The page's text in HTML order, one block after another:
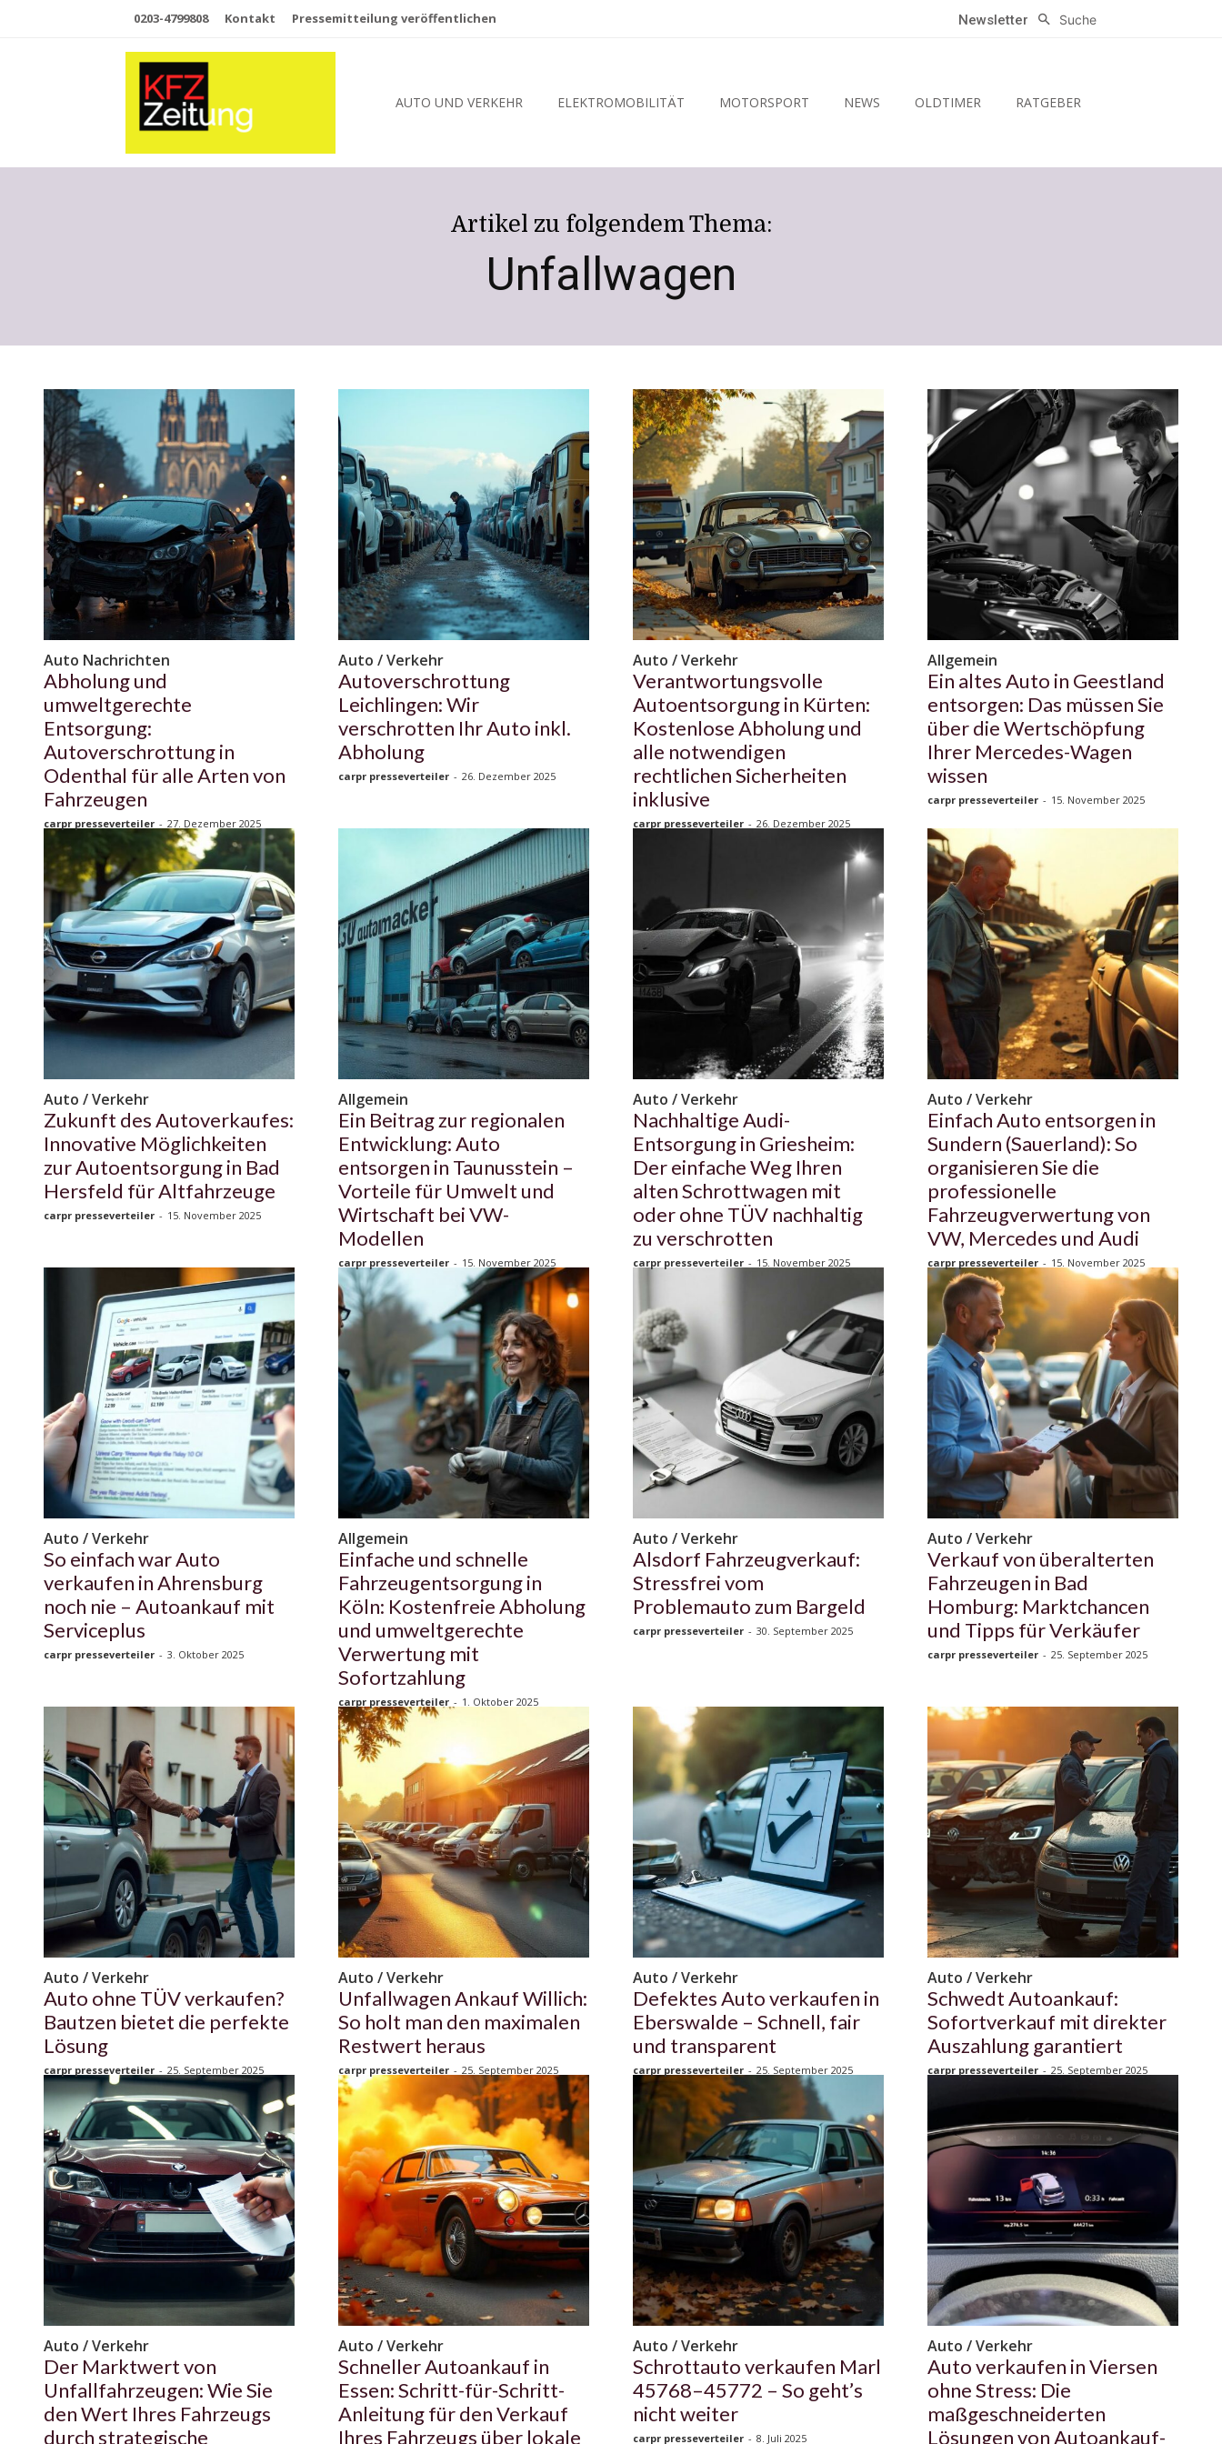
0203-4799808 Kontakt Pressemitteilung veröffentlichen Newsletter Suche
AUTO UND VERKEHR ELEKTROMOBILITÄT MOTORSPORT NEWS OLDTIMER RATGEBER
Artikel zu folgendem Thema:
Unfallwagen
Auto Nachrichten
Abholung und
umweltgerechte
Entsorgung:
Autoverschrottung in
Odenthal für alle Arten von
Fahrzeugen
carpr presseverteiler - 27. Dezember 2025
Auto / Verkehr
Autoverschrottung
Leichlingen: Wir
verschrotten Ihr Auto inkl.
Abholung
carpr presseverteiler - 26. Dezember 2025
Auto / Verkehr
Verantwortungsvolle
Autoentsorgung in Kürten:
Kostenlose Abholung und
alle notwendigen
rechtlichen Sicherheiten
inklusive
carpr presseverteiler - 26. Dezember 2025
Allgemein
Ein altes Auto in Geestland
entsorgen: Das müssen Sie
über die Wertschöpfung
Ihrer Mercedes-Wagen
wissen
carpr presseverteiler - 15. November 2025
Auto / Verkehr
Zukunft des Autoverkaufes:
Innovative Möglichkeiten
zur Autoentsorgung in Bad
Hersfeld für Altfahrzeuge
carpr presseverteiler - 15. November 2025
Allgemein
Ein Beitrag zur regionalen
Entwicklung: Auto
entsorgen in Taunusstein –
Vorteile für Umwelt und
Wirtschaft bei VW-
Modellen
carpr presseverteiler - 15. November 2025
Auto / Verkehr
Nachhaltige Audi-
Entsorgung in Griesheim:
Der einfache Weg Ihren
alten Schrottwagen mit
oder ohne TÜV nachhaltig
zu verschrotten
carpr presseverteiler - 15. November 2025
Auto / Verkehr
Einfach Auto entsorgen in
Sundern (Sauerland): So
organisieren Sie die
professionelle
Fahrzeugverwertung von
VW, Mercedes und Audi
carpr presseverteiler - 15. November 2025
Auto / Verkehr
So einfach war Auto
verkaufen in Ahrensburg
noch nie – Autoankauf mit
Serviceplus
carpr presseverteiler - 3. Oktober 2025
Allgemein
Einfache und schnelle
Fahrzeugentsorgung in
Köln: Kostenfreie Abholung
und umweltgerechte
Verwertung mit
Sofortzahlung
carpr presseverteiler - 1. Oktober 2025
Auto / Verkehr
Alsdorf Fahrzeugverkauf:
Stressfrei vom
Problemauto zum Bargeld
carpr presseverteiler - 30. September 2025
Auto / Verkehr
Verkauf von überalterten
Fahrzeugen in Bad
Homburg: Marktchancen
und Tipps für Verkäufer
carpr presseverteiler - 25. September 2025
Auto / Verkehr
Auto ohne TÜV verkaufen?
Bautzen bietet die perfekte
Lösung
carpr presseverteiler - 25. September 2025
Auto / Verkehr
Unfallwagen Ankauf Willich:
So holt man den maximalen
Restwert heraus
carpr presseverteiler - 25. September 2025
Auto / Verkehr
Defektes Auto verkaufen in
Eberswalde – Schnell, fair
und transparent
carpr presseverteiler - 25. September 2025
Auto / Verkehr
Schwedt Autoankauf:
Sofortverkauf mit direkter
Auszahlung garantiert
carpr presseverteiler - 25. September 2025
Auto / Verkehr
Der Marktwert von
Unfallfahrzeugen: Wie Sie
den Wert Ihres Fahrzeugs
durch strategische
Auto / Verkehr
Schneller Autoankauf in
Essen: Schritt-für-Schritt-
Anleitung für den Verkauf
Ihres Fahrzeugs über lokale
Auto / Verkehr
Schrottauto verkaufen Marl
45768–45772 – So geht’s
nicht weiter
carpr presseverteiler - 8. Juli 2025
Auto / Verkehr
Auto verkaufen in Viersen
ohne Stress: Die
maßgeschneiderten
Lösungen von Autoankauf-